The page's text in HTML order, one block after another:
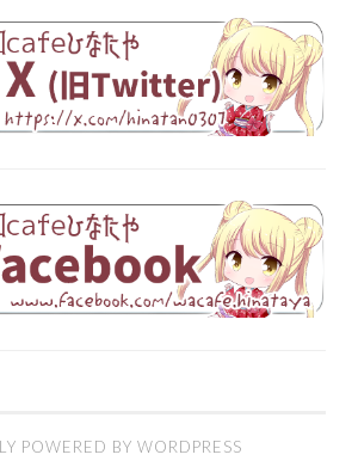
POWERED BY WORDPRESS